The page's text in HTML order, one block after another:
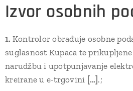
Izvor osobnih
1. Kontrolor obrađuje osobne
suglasnost Kupaca te
narudžbu i upotpunjavanje
kreirane u e-trgovini […] .;